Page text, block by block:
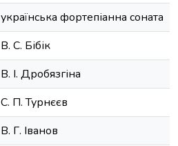
українська фортепіанна соната
В. С. Бібік
В. І. Дробязгіна
С. П. Турнєєв
В. Г. Іванов